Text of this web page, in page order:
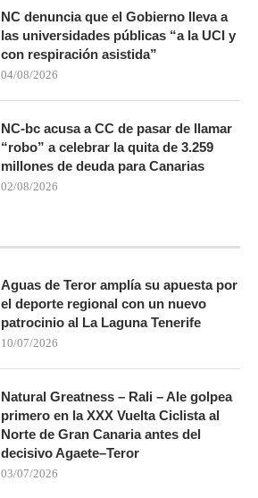
NC denuncia que el Gobierno lleva a
las universidades públicas “a la UCI y
con respiración asistida”
04/08/2026
NC-bc acusa a CC de pasar de llamar
“robo” a celebrar la quita de 3.259
millones de deuda para Canarias
02/08/2026
Aguas de Teror amplía su apuesta por
el deporte regional con un nuevo
patrocinio al La Laguna Tenerife
10/07/2026
Natural Greatness – Rali – Ale golpea
primero en la XXX Vuelta Ciclista al
Norte de Gran Canaria antes del
decisivo Agaete–Teror
03/07/2026